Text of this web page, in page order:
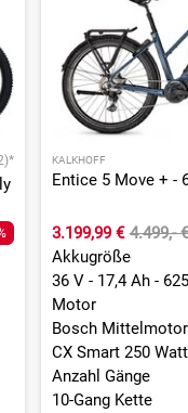
KALKHOFF
3.199,99 € 4.499,-
Akkugröße
36 V - 17,4 Ah -
Motor
Bosch
CX Smart 250 Watt
Anzahl Gänge
10-Gang Kette